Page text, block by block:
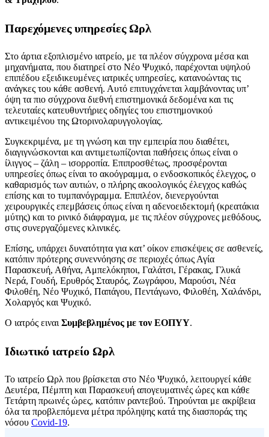
Παρεχόμενες υπηρεσίες Ωρλ
Στο άρτια εξοπλισμένο ιατρείο, με τα πλέον σύγχρονα μέσα και
μηχανήματα, που διατηρεί στο Νέο Ψυχικό, παρέχονται υψηλού
επιπέδου εξειδικευμένες ιατρικές υπηρεσίες, κατανοώντας τις
ανάγκες του κάθε ασθενή. Αυτό επιτυγχάνεται λαμβάνοντας υπ’
όψη τα πιο σύγχρονα διεθνή επιστημονικά δεδομένα και τις
τελευταίες κατευθυντήριες οδηγίες του επιστημονικού
αντικειμένου της Ωτορινολαρυγγολογίας.
Συγκεκριμένα, με τη γνώση και την εμπειρία που διαθέτει,
διαγιγνώσκονται και αντιμετωπίζονται παθήσεις όπως είναι ο
ίλιγγος – ζάλη – ισορροπία. Επιπροσθέτως, προσφέρονται
υπηρεσίες όπως είναι το ακοόγραμμα, ο ενδοσκοπικός έλεγχος, ο
καθαρισμός των αυτιών, ο πλήρης ακοολογικός έλεγχος καθώς
επίσης και το τυμπανόγραμμα. Επιπλέον, διενεργούνται
χειρουργικές επεμβάσεις όπως είναι η αδενοειδεκτομή (κρεατάκια
μύτης) και το ρινικό διάφραγμα, με τις πλέον σύγχρονες μεθόδους,
στις συνεργαζόμενες κλινικές.
Επίσης, υπάρχει δυνατότητα για κατ’ οίκον επισκέψεις σε ασθενείς,
κατόπιν πρότερης συνεννόησης σε περιοχές όπως Αγία
Παρασκευή, Αθήνα, Αμπελόκηποι, Γαλάτσι, Γέρακας, Γλυκά
Νερά, Γουδή, Ερυθρός Σταυρός, Ζωγράφου, Μαρούσι, Νέα
Φιλοθέη, Νέο Ψυχικό, Παπάγου, Πεντάγωνο, Φιλοθέη, Χαλάνδρι,
Χολαργός και Ψυχικό.
Ο ιατρός ειναι Συμβεβλημένος με τον ΕΟΠΥΥ.
Ιδιωτικό ιατρείο Ωρλ
Το ιατρείο Ωρλ που βρίσκεται στο Νέο Ψυχικό, λειτουργεί κάθε
Δευτέρα, Πέμπτη και Παρασκευή απογευματινές ώρες και κάθε
Τετάρτη πρωινές ώρες, κατόπιν ραντεβού. Τηρούνται με ακρίβεια
όλα τα προβλεπόμενα μέτρα πρόληψης κατά της διασποράς της
νόσου Covid-19.